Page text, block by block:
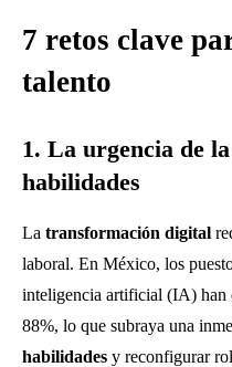
7 retos clave
talento
1. La urgencia de
habilidades
La transformación digital
laboral. En México, los
inteligencia artificial (IA) han
88%, lo que subraya una
habilidades y reconfigurar